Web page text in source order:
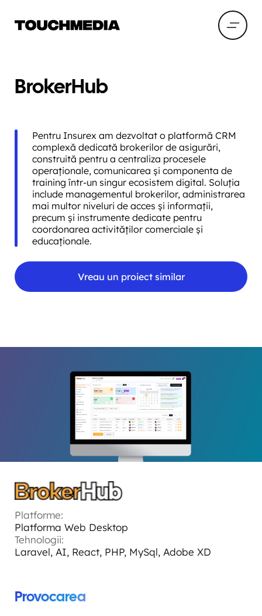
BrokerHub
Pentru Insurex am dezvoltat o platformă CRM
complexă dedicată brokerilor de asigurări,
construită pentru a centraliza procesele
operaționale, comunicarea și componenta de
training într-un singur ecosistem digital. Soluția
include managementul brokerilor, administrarea
mai multor niveluri de acces și informații,
precum și instrumente dedicate pentru
coordonarea activităților comerciale și
educaționale.
Vreau un proiect similar
Platforme:
Platforma Web Desktop
Tehnologii:
Laravel, AI, React, PHP, MySql, Adobe XD
Provocarea